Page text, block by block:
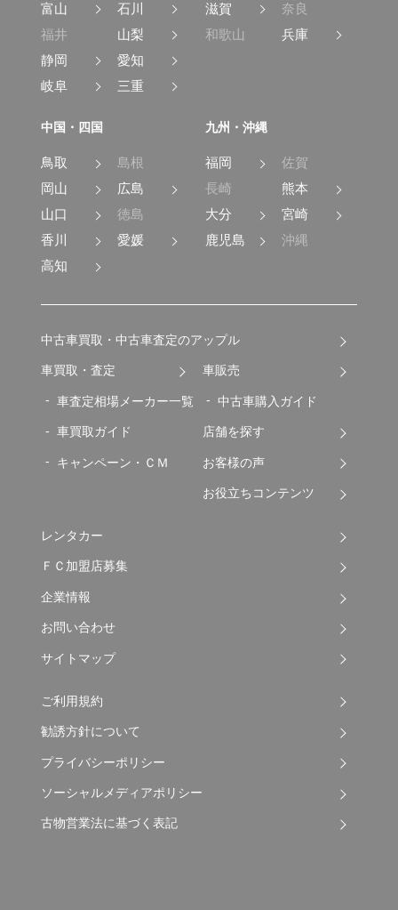
富山
石川
福井
山梨
静岡
愛知
岐阜
三重
滋賀
奈良
和歌山
兵庫
中国・四国
鳥取
島根
岡山
広島
山口
徳島
香川
愛媛
高知
九州・沖縄
福岡
佐賀
長崎
熊本
大分
宮崎
鹿児島
沖縄
中古車買取・中古車査定のアップル
車買取・査定
車査定相場メーカー一覧
車買取ガイド
キャンペーン・ＣＭ
車販売
中古車購入ガイド
店舗を探す
お客様の声
お役立ちコンテンツ
レンタカー
ＦＣ加盟店募集
企業情報
お問い合わせ
サイトマップ
ご利用規約
勧誘方針について
プライバシーポリシー
ソーシャルメディアポリシー
古物営業法に基づく表記